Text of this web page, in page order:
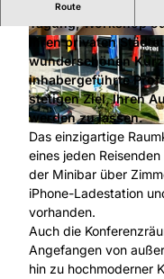
© Schlosshotel Betriebs GmbH | CC-
© Schlosshotel Betriebs GmbH |
Route
Die documenta-
Tagung, Workshop
Ihren privaten
wunderschönen
inhabergeführte
stetigen Ziel, Ihren
werden zu lassen.
Das einzigartige
eines jeden
der Minibar über
iPhone-Ladestation
vorhanden.
Auch die
Angefangen von
hin zu hochmoderner